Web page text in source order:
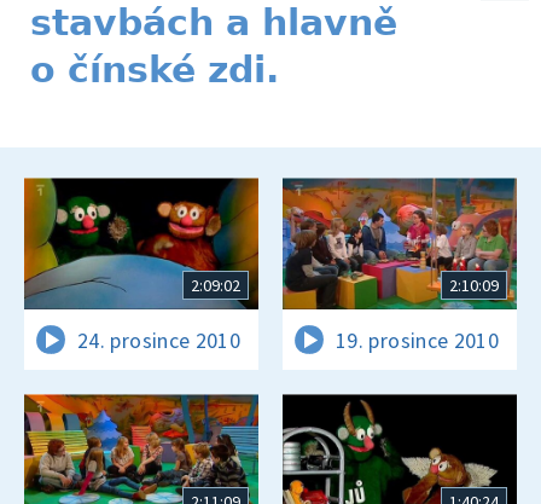
stavbách a hlavně
o čínské zdi.
2:09:02
24. prosince 2010
2:10:09
19. prosince 2010